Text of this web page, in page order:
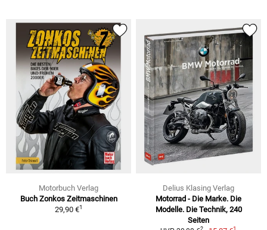
Motorbuch Verlag
Buch Zonkos Zeitmaschinen
29,90 €1
Delius Klasing Verlag
Motorrad - Die Marke. Die
Modelle. Die Technik, 240
Seiten
1